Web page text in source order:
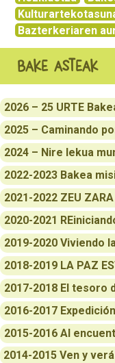
Bazterkeriaren
Bake asteak
2026 – 25 URTE
2025 – Caminando
2024 – Nire lekua
2022-2023 Bakea
2021-2022 ZEU
2020-2021
2019-2020 Viviendo
2018-2019 LA PAZ
2017-2018 El tesoro
2016-2017
2015-2016 Al
2014-2015 Ven y